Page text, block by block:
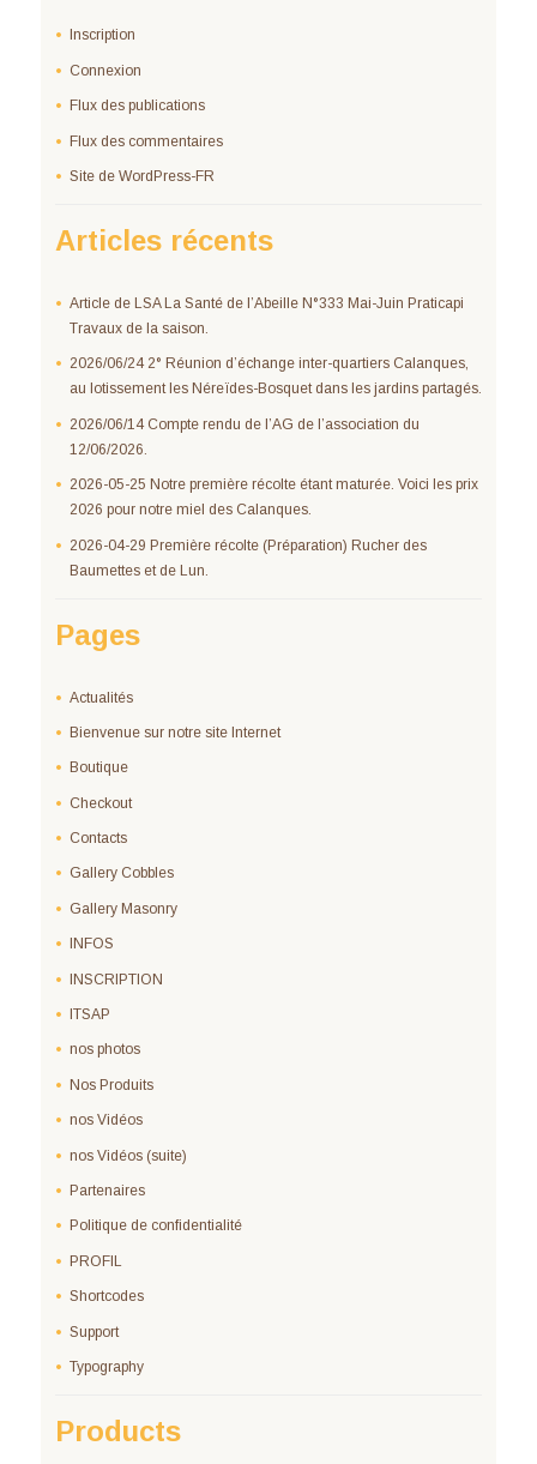
Inscription
Connexion
Flux des publications
Flux des commentaires
Site de WordPress-FR
Articles récents
Article de LSA La Santé de l’Abeille N°333 Mai-Juin Praticapi
Travaux de la saison.
2026/06/24 2° Réunion d’échange inter-quartiers Calanques,
au lotissement les Néreïdes-Bosquet dans les jardins partagés.
2026/06/14 Compte rendu de l’AG de l’association du
12/06/2026.
2026-05-25 Notre première récolte étant maturée. Voici les prix
2026 pour notre miel des Calanques.
2026-04-29 Première récolte (Préparation) Rucher des
Baumettes et de Lun.
Pages
Actualités
Bienvenue sur notre site Internet
Boutique
Checkout
Contacts
Gallery Cobbles
Gallery Masonry
INFOS
INSCRIPTION
ITSAP
nos photos
Nos Produits
nos Vidéos
nos Vidéos (suite)
Partenaires
Politique de confidentialité
PROFIL
Shortcodes
Support
Typography
Products